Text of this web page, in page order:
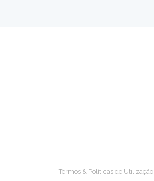
Termos & Políticas de Utilização